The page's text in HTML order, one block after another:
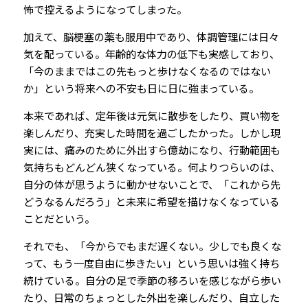
怖で控えるようになってしまった。
加えて、脳梗塞の薬も服用中であり、体調管理には日々
気を配っている。年齢的な体力の低下も実感しており、
「今のままではこの先もっと歩けなくなるのではない
か」という将来への不安も日に日に強まっている。
本来であれば、定年後は元気に散歩をしたり、買い物を
楽しんだり、充実した時間を過ごしたかった。しかし現
実には、痛みのために外出すら億劫になり、行動範囲も
気持ちもどんどん狭くなっている。何よりつらいのは、
自分の体が思うように動かせないことで、「これから先
どうなるんだろう」と未来に希望を描けなくなっている
ことだという。
それでも、「今からでもまだ遅くない。少しでも良くな
って、もう一度自由に歩きたい」という思いは強く持ち
続けている。自分の足で季節の移ろいを感じながら歩い
たり、日常のちょっとした外出を楽しんだり、自立した